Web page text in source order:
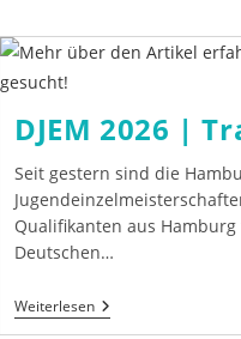
DJEM 2026 |
Seit gestern sind die
Qualifikanten aus
Deutschen…
WeiterlesenDJEM
2026